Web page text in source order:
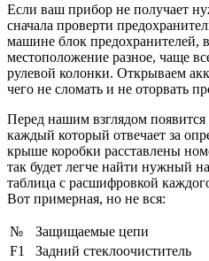
Если ваш прибор не получает
сначала проверти
машине блок предохранителей,
местоположение разное, чаще
рулевой колонки. Открываем
чего не сломать и не оторвать
Перед нашим взглядом появится
каждый который отвечает за
крыше коробки расставлены
так будет легче найти нужный
таблица с расшифровкой
Вот примерная, но не вся:
№ Защищаемые цепи
F1
Задний стеклоочиститель